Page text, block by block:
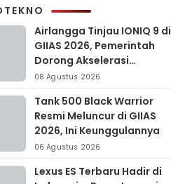
Airlangga Tinjau IONIQ 9 di
GIIAS 2026, Pemerintah
Dorong Akselerasi
Kendaraan Listrik
08 Agustus 2026
Tank 500 Black Warrior
Resmi Meluncur di GIIAS
2026, Ini Keunggulannya
06 Agustus 2026
Lexus ES Terbaru Hadir di